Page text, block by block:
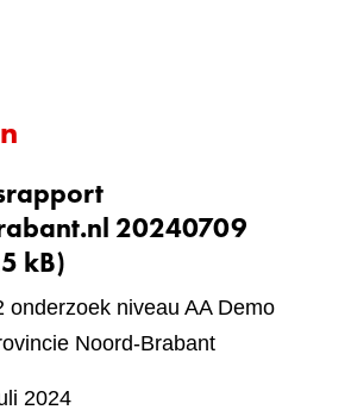
20240709
kB)
onderzoek niveau AA Demo
Noord-Brabant
2024